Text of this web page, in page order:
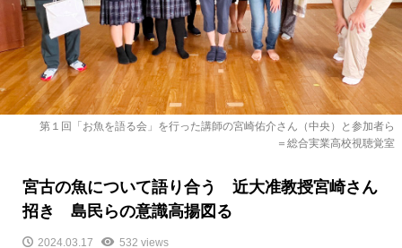
第１回「お魚を語る会」を行った講師の宮崎佑介さん（中央）と参加者ら
＝総合実業高校視聴覚室
宮古の魚について語り合う 近大准教授宮崎さん
招き 島民らの意識高揚図る
2024.03.17 532 views